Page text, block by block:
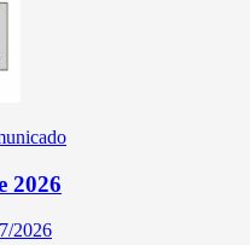
2026
2026